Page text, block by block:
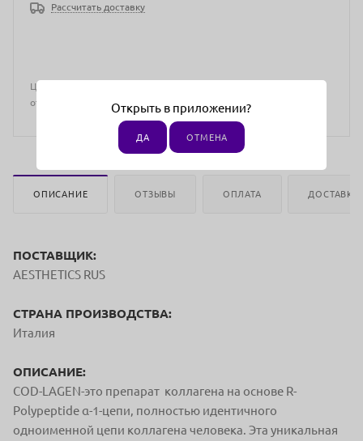
Рассчитать доставку
Цена действительна только для интернет-магазина и может
отличаться от цен в розничных магазинах
ОПИСАНИЕ ОТЗЫВЫ ОПЛАТА ДОСТАВКА
ПОСТАВЩИК:
AESTHETICS RUS
СТРАНА ПРОИЗВОДСТВА:
Италия
ОПИСАНИЕ:
COD-LAGEN-это препарат коллагена на основе R-
Polypeptide α-1-цепи, полностью идентичного
одноименной цепи коллагена человека. Эта уникальная
Открыть в приложении?
ДА ОТМЕНА